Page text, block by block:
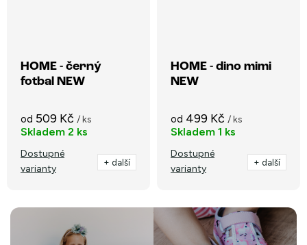
HOME - černý
fotbal NEW
od 509 Kč / ks
Skladem 2 ks
Dostupné
varianty
+ další
HOME - dino mimi
NEW
od 499 Kč / ks
Skladem 1 ks
Dostupné
varianty
+ další